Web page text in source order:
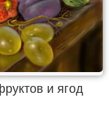
и ягод